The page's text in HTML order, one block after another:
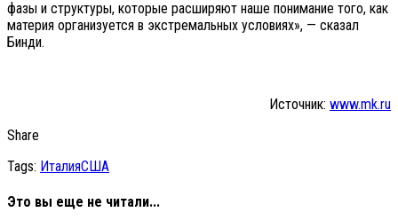
фазы и структуры, которые расширяют наше понимание того, как
материя организуется в экстремальных условиях», — сказал
Бинди.
Источник: www.mk.ru
Share
Tags: ИталияСША
Это вы еще не читали...